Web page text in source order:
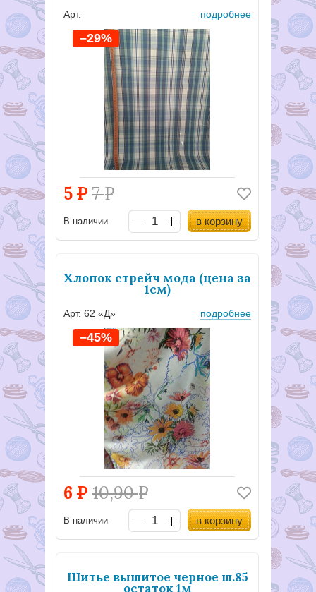
Арт. подробнее
5Р 7Р
–29%
В наличии в корзину
Хлопок стрейч мода (цена за
1см)
Арт. 62 «Д» подробнее
6 Р 10,90Р
–45%
В наличии в корзину
Шитье вышитое черное ш.85
остаток 1м